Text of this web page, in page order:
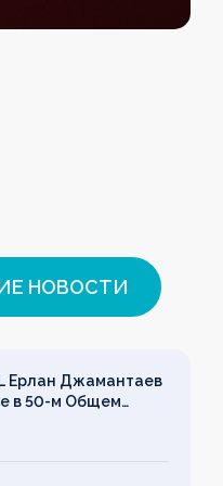
НОВОСТИ
Ерлан Джамантаев
в 50-м Общем
лиг